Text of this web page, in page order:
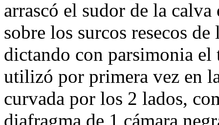
arrascó el sudor de la
sobre los surcos resecos
dictando con parsimonia
utilizó por primera vez en
curvada por los 2 lados,
diafragma de 1 cámara